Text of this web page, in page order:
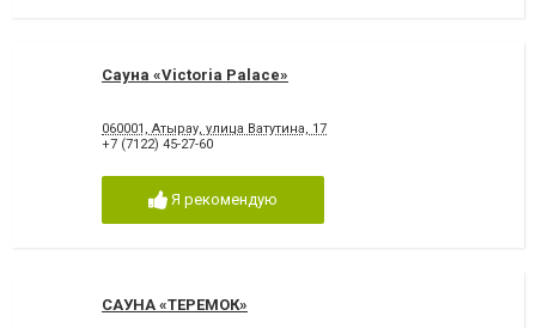
Сауна «Victoria Palace»
060001, Атырау, улица Ватутина, 17
+7 (7122) 45-27-60
Я рекомендую
САУНА «ТЕРЕМОК»